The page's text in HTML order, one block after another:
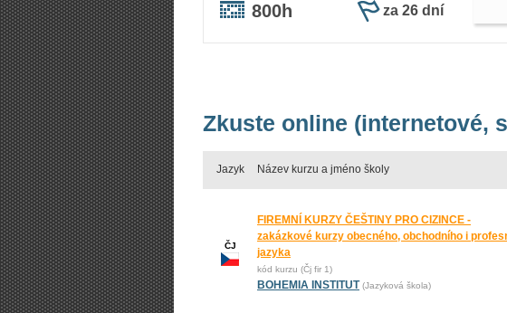
800h za 26 dní
Zkuste online (internetové,
Jazyk Název kurzu a jméno školy
ČJ
FIREMNÍ KURZY ČEŠTINY PRO CIZINCE -
zakázkové kurzy obecného, obchodního i
jazyka
kód kurzu (Čj fir 1)
BOHEMIA INSTITUT (Jazyková škola)